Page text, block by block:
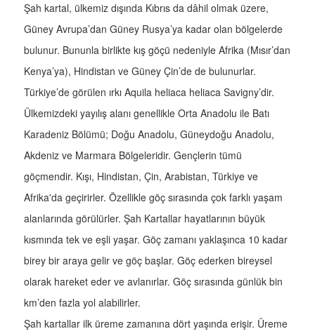
Şah kartal, ülkemiz dışında Kıbrıs da dâhil olmak üzere,
Güney Avrupa’dan Güney Rusya’ya kadar olan bölgelerde
bulunur. Bununla birlikte kış göçü nedeniyle Afrika (Mısır’dan
Kenya’ya), Hindistan ve Güney Çin’de de bulunurlar.
Türkiye’de görülen ırkı Aquila heliaca heliaca Savigny’dir.
Ülkemizdeki yayılış alanı genellikle Orta Anadolu ile Batı
Karadeniz Bölümü; Doğu Anadolu, Güneydoğu Anadolu,
Akdeniz ve Marmara Bölgeleridir. Gençlerin tümü
göçmendir. Kışı, Hindistan, Çin, Arabistan, Türkiye ve
Afrika'da geçirirler. Özellikle göç sırasında çok farklı yaşam
alanlarında görülürler. Şah Kartallar hayatlarının büyük
kısmında tek ve eşli yaşar. Göç zamanı yaklaşınca 10 kadar
birey bir araya gelir ve göç başlar. Göç ederken bireysel
olarak hareket eder ve avlanırlar. Göç sırasında günlük bin
km’den fazla yol alabilirler.
Şah kartallar ilk üreme zamanına dört yaşında erişir. Üreme